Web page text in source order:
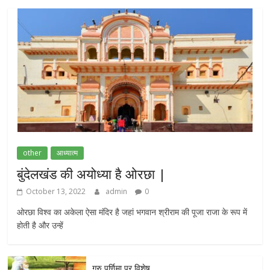
other आध्यात्म
बुंदेलखंड की अयोध्या है ओरछा |
October 13, 2022 admin 0
ओरछा विश्व का अकेला ऐसा मंदिर है जहां भगवान श्रीराम की पूजा राजा के रूप में
होती है और उन्हें